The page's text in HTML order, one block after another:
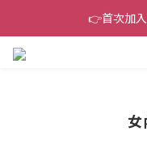
👉首次加
👉首次加